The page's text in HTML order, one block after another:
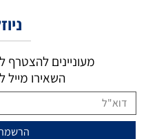
מעוניינים להצטרף
השאירו מייל